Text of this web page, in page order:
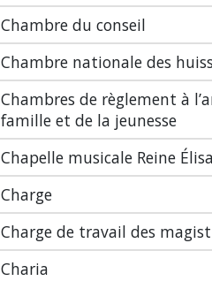
Chambre du conseil
Chambre nationale des
Chambres de règlement à
famille et de la jeunesse
Chapelle musicale Reine
Charge
Charge de travail des
Charia